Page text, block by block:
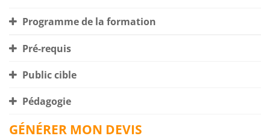
Programme de la formation
Pré-requis
Public cible
Pédagogie
GÉNÉRER MON DEVIS